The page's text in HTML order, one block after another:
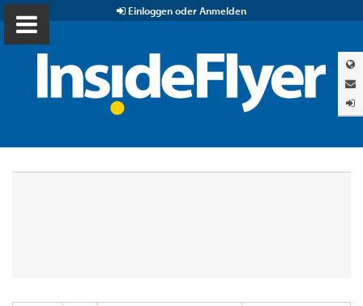
Einloggen oder Anmelden